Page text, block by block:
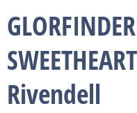
Rivendell